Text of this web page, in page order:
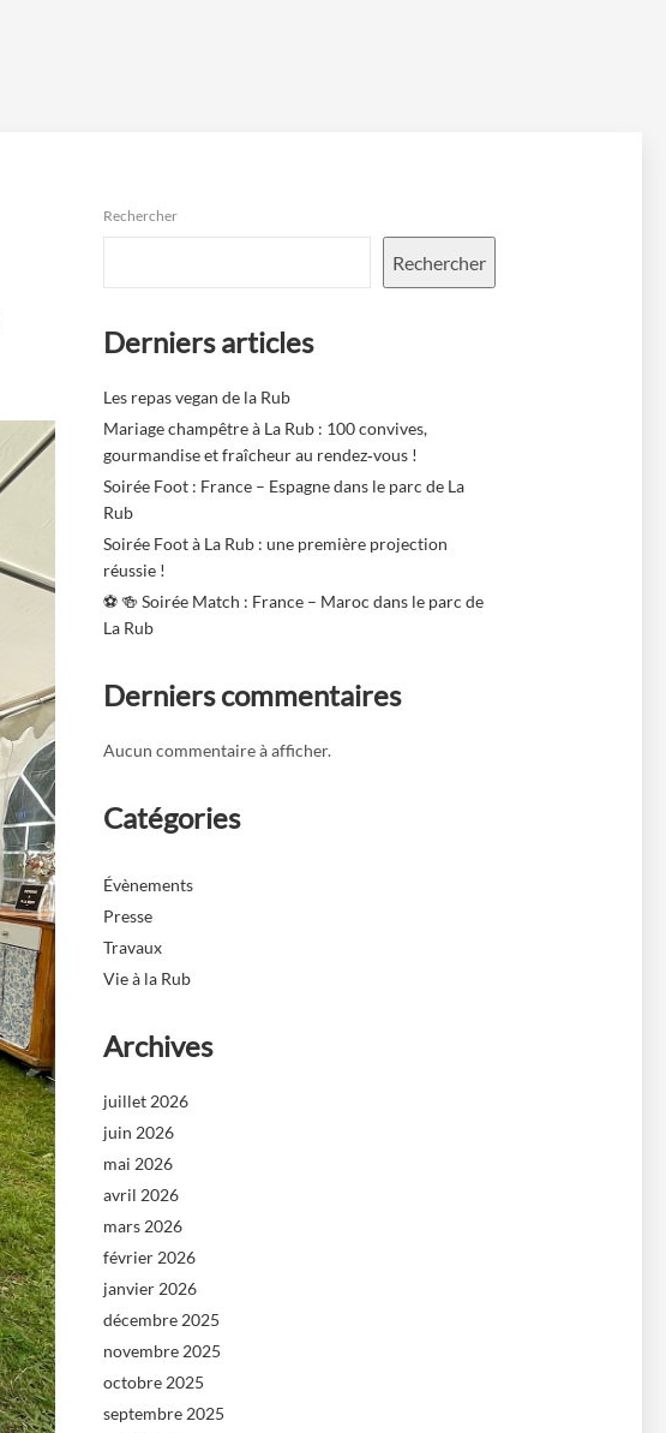
Rechercher
Rechercher
Derniers articles
Les repas vegan de la Rub
Mariage champêtre à La Rub : 100 convives,
gourmandise et fraîcheur au rendez‑vous !
Soirée Foot : France – Espagne dans le parc de La
Rub
Soirée Foot à La Rub : une première projection
réussie !
⚽️ 🍻 Soirée Match : France – Maroc dans le parc de
La Rub
Derniers commentaires
Aucun commentaire à afficher.
Catégories
Évènements
Presse
Travaux
Vie à la Rub
Archives
juillet 2026
juin 2026
mai 2026
avril 2026
mars 2026
février 2026
janvier 2026
décembre 2025
novembre 2025
octobre 2025
septembre 2025